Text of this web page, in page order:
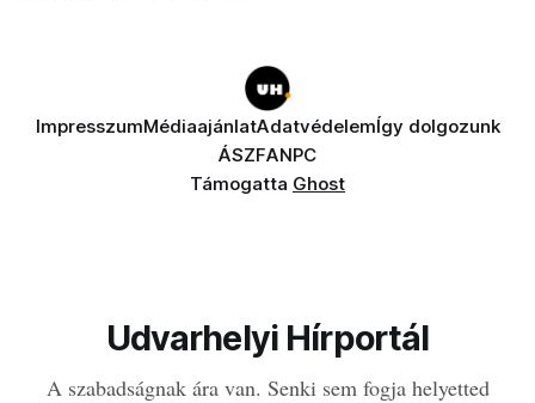
ImpresszumMédiaajánlatAdatvédelemÍgy dolgozunk
ÁSZFANPC
Támogatta Ghost
Udvarhelyi Hírportál
A szabadságnak ára van. Senki sem fogja helyetted